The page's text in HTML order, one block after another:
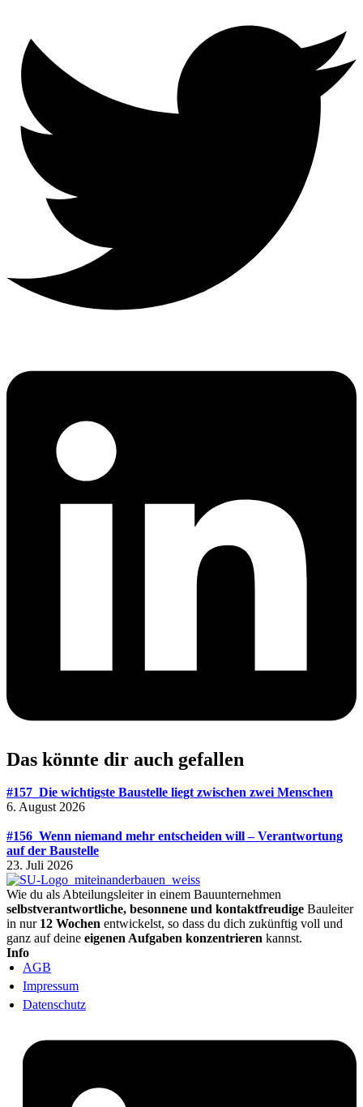
Das könnte dir auch gefallen
#157_Die wichtigste Baustelle liegt zwischen zwei Menschen
6. August 2026
#156_Wenn niemand mehr entscheiden will – Verantwortung
auf der Baustelle
23. Juli 2026
Wie du als Abteilungsleiter in einem Bauunternehmen
selbstverantwortliche, besonnene und kontaktfreudige Bauleiter
in nur 12 Wochen entwickelst, so dass du dich zukünftig voll und
ganz auf deine eigenen Aufgaben konzentrieren kannst.
Info
AGB
Impressum
Datenschutz